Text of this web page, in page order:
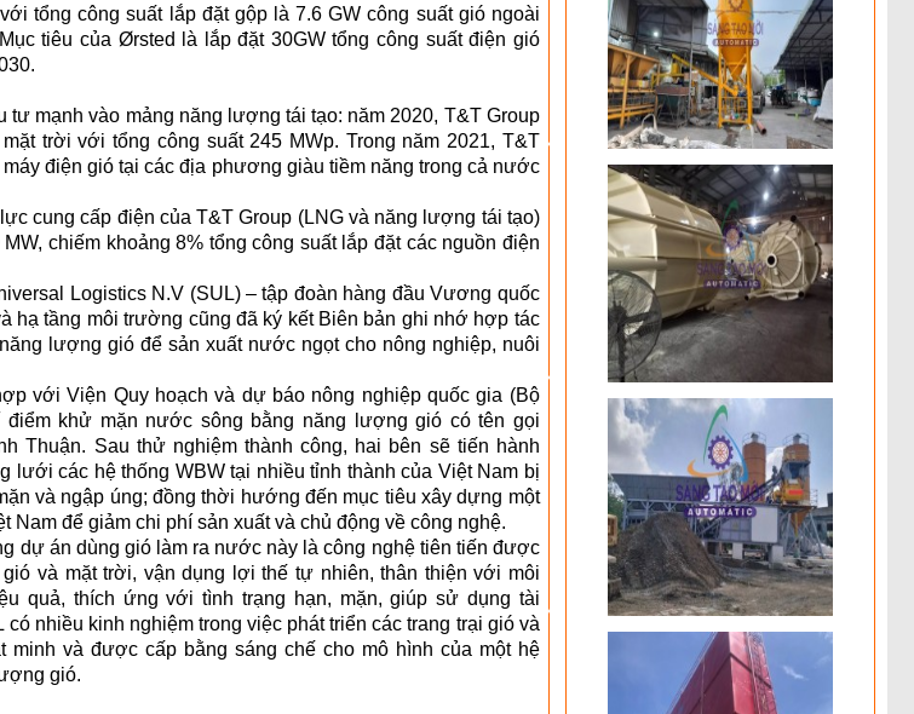
tổng công suất lắp đặt gộp là 7.6 GW công suất gió ngoài
tiêu của Ørsted là lắp đặt 30GW tổng công suất điện gió
tư mạnh vào mảng năng lượng tái tạo: năm 2020, T&T Group
trời với tổng công suất 245 MWp. Trong năm 2021, T&T
điện gió tại các địa phương giàu tiềm năng trong cả nước
cung cấp điện của T&T Group (LNG và năng lượng tái tạo)
chiếm khoảng 8% tổng công suất lắp đặt các nguồn điện
Logistics N.V (SUL) – tập đoàn hàng đầu Vương quốc
hạ tầng môi trường cũng đã ký kết Biên bản ghi nhớ hợp tác
lượng gió để sản xuất nước ngọt cho nông nghiệp, nuôi
với Viện Quy hoạch và dự báo nông nghiệp quốc gia (Bộ
điểm khử mặn nước sông bằng năng lượng gió có tên gọi
Thuận. Sau thử nghiệm thành công, hai bên sẽ tiến hành
lưới các hệ thống WBW tại nhiều tỉnh thành của Việt Nam bị
và ngập úng; đồng thời hướng đến mục tiêu xây dựng một
Nam để giảm chi phí sản xuất và chủ động về công nghệ.
dự án dùng gió làm ra nước này là công nghệ tiên tiến được
và mặt trời, vận dụng lợi thế tự nhiên, thân thiện với môi
quả, thích ứng với tình trạng hạn, mặn, giúp sử dụng tài
nhiều kinh nghiệm trong việc phát triển các trang trại gió và
minh và được cấp bằng sáng chế cho mô hình của một hệ
gió.